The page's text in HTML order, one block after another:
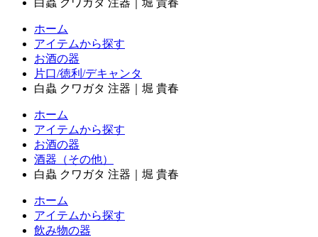
白蟲 クワガタ 注器｜堀 貴春
ホーム
アイテムから探す
お酒の器
片口/徳利/デキャンタ
白蟲 クワガタ 注器｜堀 貴春
ホーム
アイテムから探す
お酒の器
酒器（その他）
白蟲 クワガタ 注器｜堀 貴春
ホーム
アイテムから探す
飲み物の器